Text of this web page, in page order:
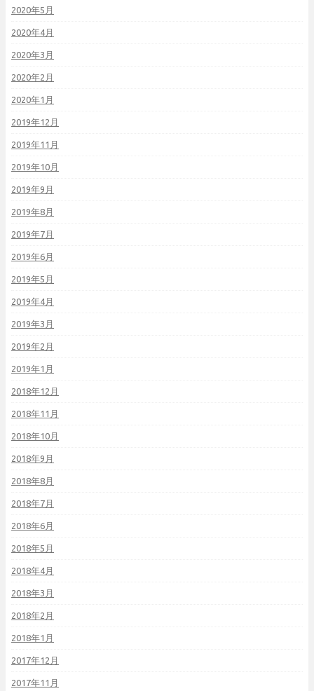
2020年5月
2020年4月
2020年3月
2020年2月
2020年1月
2019年12月
2019年11月
2019年10月
2019年9月
2019年8月
2019年7月
2019年6月
2019年5月
2019年4月
2019年3月
2019年2月
2019年1月
2018年12月
2018年11月
2018年10月
2018年9月
2018年8月
2018年7月
2018年6月
2018年5月
2018年4月
2018年3月
2018年2月
2018年1月
2017年12月
2017年11月